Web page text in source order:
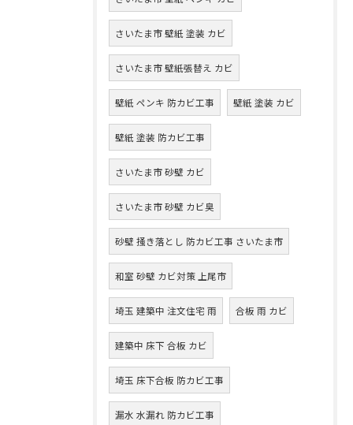
さいたま市 壁紙 塗装 カビ
さいたま市 壁紙張替え カビ
壁紙 ペンキ 防カビ工事 壁紙 塗装 カビ
壁紙 塗装 防カビ工事
さいたま市 砂壁 カビ
さいたま市 砂壁 カビ臭
砂壁 掻き落とし 防カビ工事 さいたま市
和室 砂壁 カビ対策 上尾市
埼玉 建築中 注文住宅 雨 合板 雨 カビ
建築中 床下 合板 カビ
埼玉 床下合板 防カビ工事
漏水 水漏れ 防カビ工事